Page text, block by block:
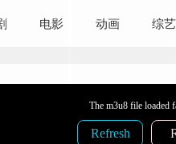
电影 动画 综艺